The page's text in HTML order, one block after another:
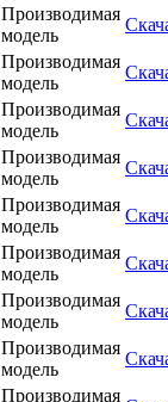
Производимая
модель
Производимая
модель
Производимая
модель
Производимая
модель
Производимая
модель
Производимая
модель
Производимая
модель
Производимая
модель
Производимая